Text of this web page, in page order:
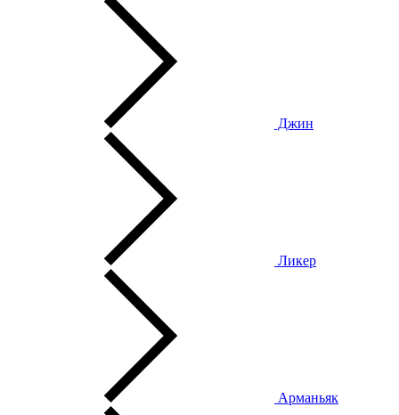
Джин
Ликер
Арманьяк